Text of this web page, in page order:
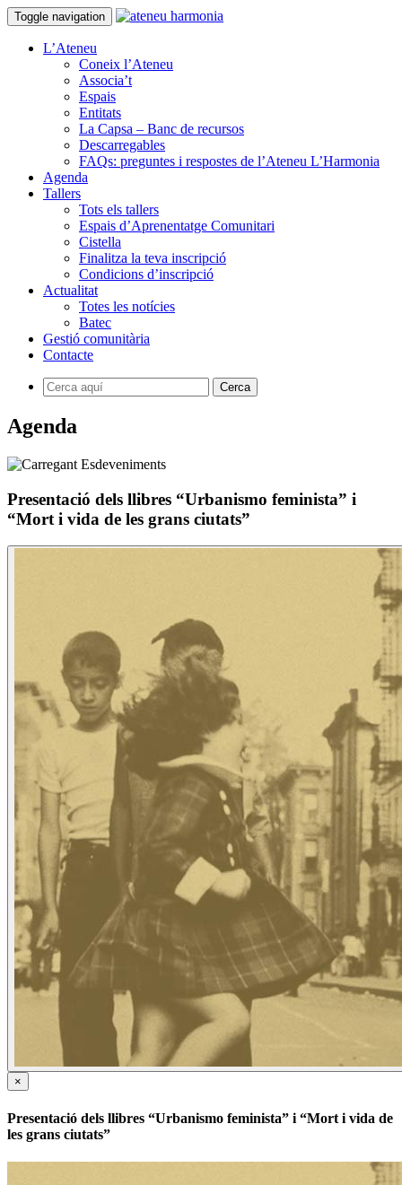
Toggle navigation
L’Ateneu
Coneix l’Ateneu
Associa’t
Espais
Entitats
La Capsa – Banc de recursos
Descarregables
FAQs: preguntes i respostes de l’Ateneu L’Harmonia
Agenda
Tallers
Tots els tallers
Espais d’Aprenentatge Comunitari
Cistella
Finalitza la teva inscripció
Condicions d’inscripció
Actualitat
Totes les notícies
Batec
Gestió comunitària
Contacte
Agenda
Presentació dels llibres “Urbanismo feminista” i
“Mort i vida de les grans ciutats”
×
Presentació dels llibres “Urbanismo feminista” i “Mort i vida de
les grans ciutats”